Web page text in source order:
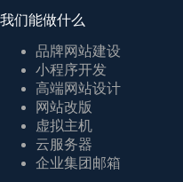
我们能做什么
品牌网站建设
小程序开发
高端网站设计
网站改版
虚拟主机
云服务器
企业集团邮箱